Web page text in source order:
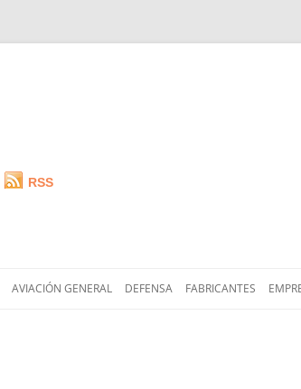
RSS
al
AVIACIÓN GENERAL DEFENSA FABRICANTES